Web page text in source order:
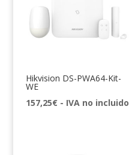
Hikvision DS-PWA64-Kit-
WE
157,25€ - IVA no incluido